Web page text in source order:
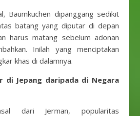
Baumkuchen dipanggang sedikit
batang yang diputar di depan
harus matang sebelum adonan
Inilah yang menciptakan
khas di dalamnya.
di Jepang daripada di Negara
dari Jerman, popularitas